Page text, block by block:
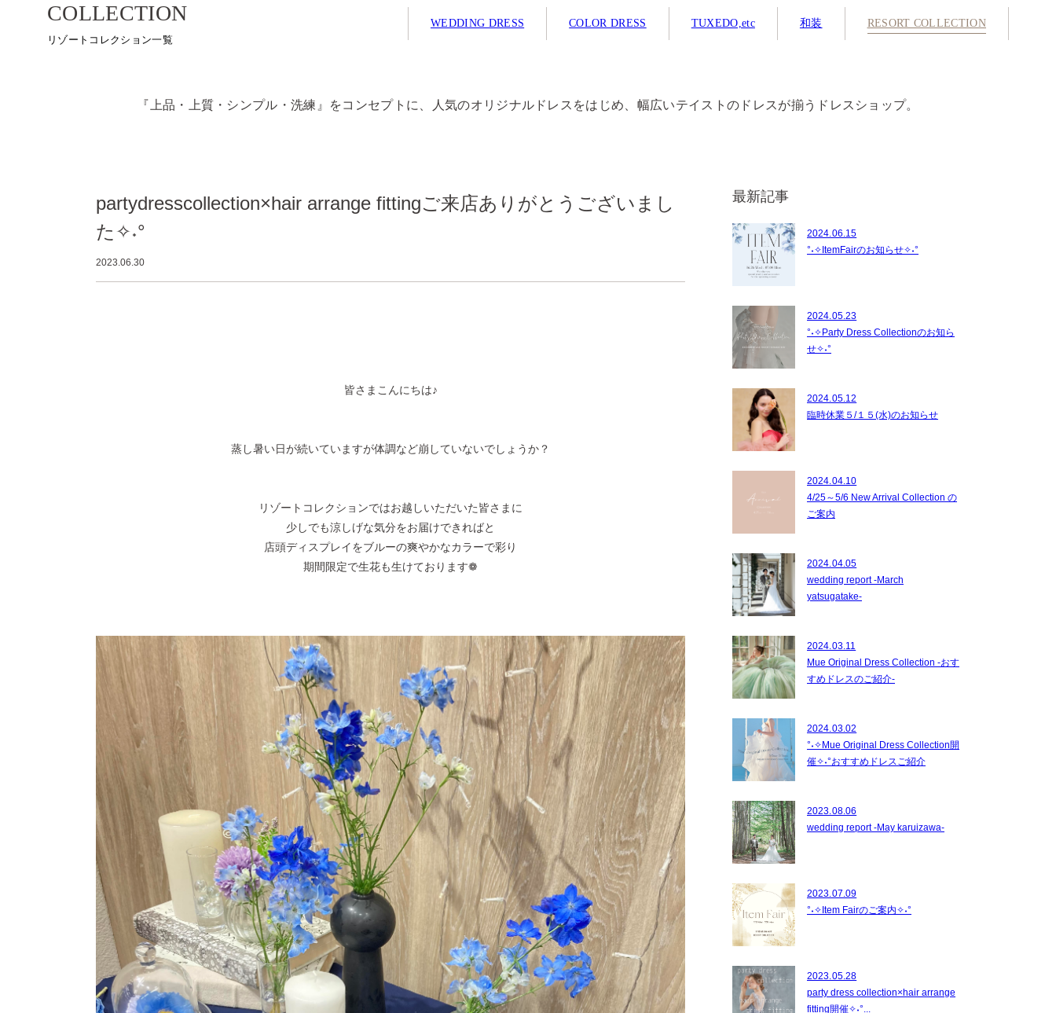
COLLECTION
リゾートコレクション一覧
WEDDING DRESS COLOR DRESS TUXEDO,etc 和装 RESORT COLLECTION
『上品・上質・シンプル・洗練』をコンセプトに、人気のオリジナルドレスをはじめ、幅広いテイストのドレスが揃うドレスショップ。
partydresscollection×hair arrange fittingご来店ありがとうございまし
た✧˖°
2023.06.30
皆さまこんにちは♪
蒸し暑い日が続いていますが体調など崩していないでしょうか？
リゾートコレクションではお越しいただいた皆さまに
少しでも涼しげな気分をお届けできればと
店頭ディスプレイをブルーの爽やかなカラーで彩り
期間限定で生花も生けております❁
最新記事
2024.06.15
°˖✧ItemFairのお知らせ✧˖°
2024.05.23
°˖✧Party Dress Collectionのお知ら
せ✧˖°
2024.05.12
臨時休業５/１５(水)のお知らせ
2024.04.10
4/25～5/6 New Arrival Collection の
ご案内
2024.04.05
wedding report -March
yatsugatake-
2024.03.11
Mue Original Dress Collection -おす
すめドレスのご紹介-
2024.03.02
°˖✧Mue Original Dress Collection開
催✧˖°おすすめドレスご紹介
2023.08.06
wedding report -May karuizawa-
2023.07.09
°˖✧Item Fairのご案内✧˖°
2023.05.28
party dress collection×hair arrange
fitting開催✧˖°...